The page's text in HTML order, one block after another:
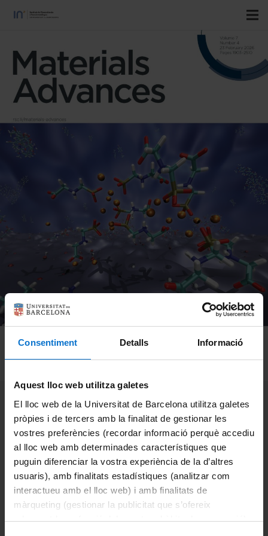
Consentiment Detalls Informació
Aquest lloc web utilitza galetes
El lloc web de la Universitat de Barcelona utilitza galetes
pròpies i de tercers amb la finalitat de gestionar les
vostres preferències (recordar informació perquè accediu
al lloc web amb determinades característiques que
puguin diferenciar la vostra experiència de la d’altres
usuaris), amb finalitats estadístiques (analitzar com
interactueu amb el lloc web) i amb finalitats de
màrqueting (gestionar la publicitat que s’ofereix
adequant-la en funció dels vostres hàbits de navegació).
Adsorption of wastewater
pollutants on amorphous
TiO2: an atomistic
simulation study